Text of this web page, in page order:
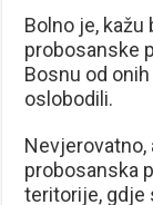
Bolno je,
probosanske
Bosnu od
oslobodili.
Nevjerovatno,
probosanska
teritorije, gdje